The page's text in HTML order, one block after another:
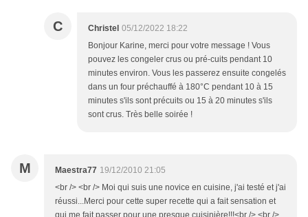
C Christel 05/12/2022 18:22
Bonjour Karine, merci pour votre message ! Vous
pouvez les congeler crus ou pré-cuits pendant 10
minutes environ. Vous les passerez ensuite congelés
dans un four préchauffé à 180°C pendant 10 à 15
minutes s'ils sont précuits ou 15 à 20 minutes s'ils
sont crus. Très belle soirée !
M Maestra77 19/12/2010 21:05
<br /> <br /> Moi qui suis une novice en cuisine, j'ai testé et j'ai
réussi...Merci pour cette super recette qui a fait sensation et
qui me fait passer pour une presque cuisinière!!!<br /> <br />